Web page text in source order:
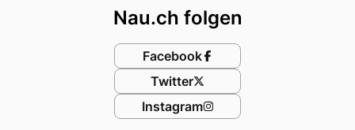
Nau.ch folgen
Facebook
Twitter
Instagram